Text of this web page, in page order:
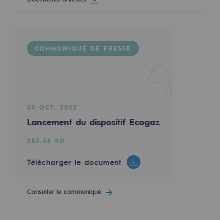
Sécurité industrielle
CADRE, le programme gouvernance
Organisation
Éthique et conformité
COMMUNIQUÉ DE PRESSE
20 OCT. 2022
Lancement du dispositif Ecogaz
283.48 KO
Télécharger le document
Consulter le communiqué